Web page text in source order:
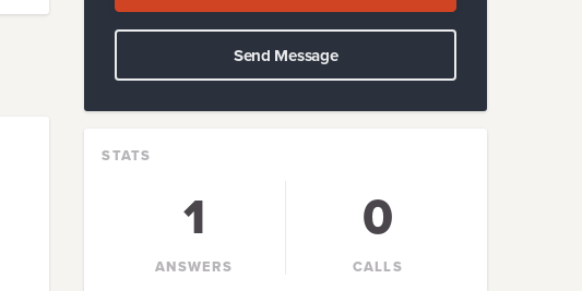
Send Message
STATS
1
ANSWERS
0
CALLS